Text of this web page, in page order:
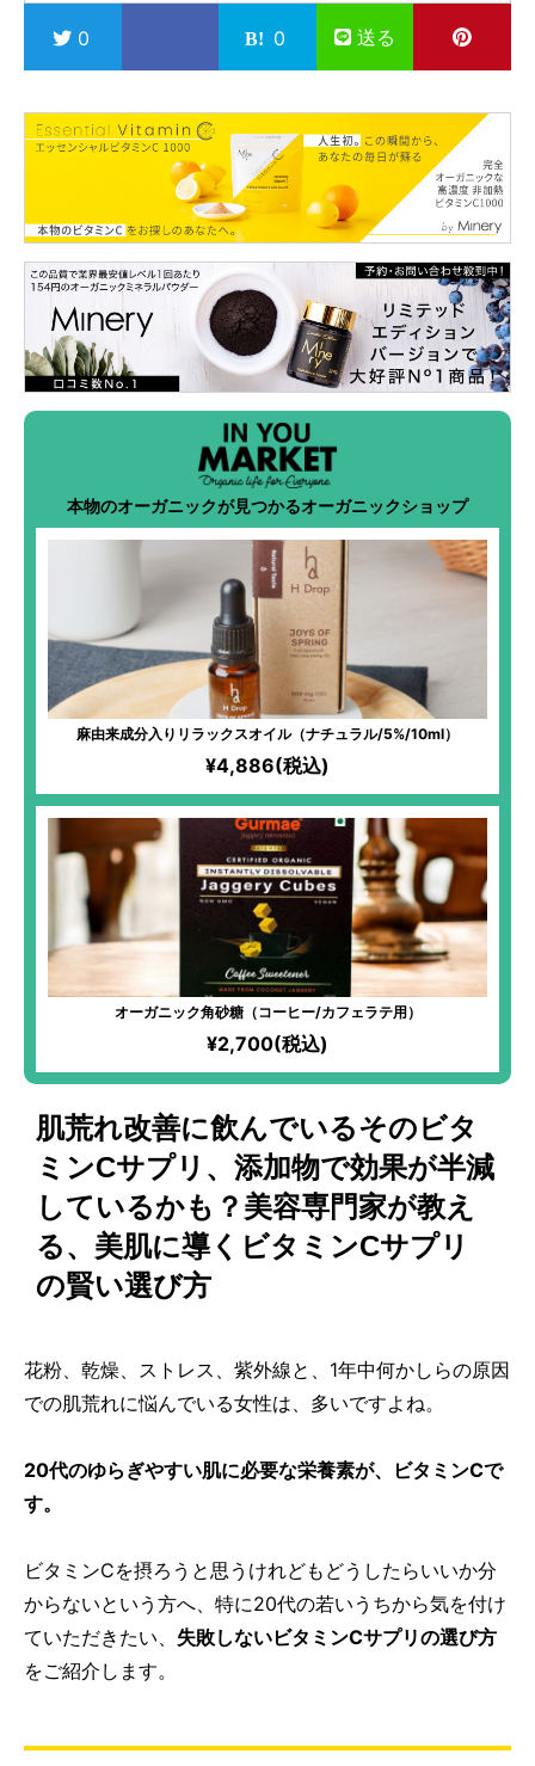
0 0 送る
本物のオーガニックが見つかるオーガニックショップ
麻由来成分入りリラックスオイル（ナチュラル/5%/10ml）
¥4,886(税込)
オーガニック角砂糖（コーヒー/カフェラテ用）
¥2,700(税込)
肌荒れ改善に飲んでいるそのビタ
ミンCサプリ、添加物で効果が半減
しているかも？美容専門家が教え
る、美肌に導くビタミンCサプリ
の賢い選び方
花粉、乾燥、ストレス、紫外線と、1年中何かしらの原因
での肌荒れに悩んでいる女性は、多いですよね。
20代のゆらぎやすい肌に必要な栄養素が、ビタミンCで
す。
ビタミンCを摂ろうと思うけれどもどうしたらいいか分
からないという方へ、特に20代の若いうちから気を付け
ていただきたい、 失敗しないビタミンCサプリの選び方
をご紹介します。